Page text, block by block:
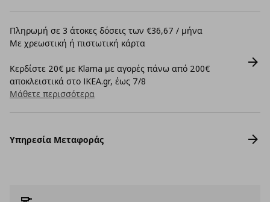
Πληρωμή σε 3 άτοκες δόσεις των €36,67 / μήνα
Με χρεωστική ή πιστωτική κάρτα
Κερδίστε 20€ με Klarna με αγορές πάνω από 200€
αποκλειστικά στο IKEA.gr, έως 7/8
Μάθετε περισσότερα
Υπηρεσία Μεταφοράς